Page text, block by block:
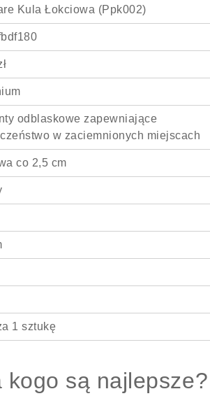
Kula Łokciowa (Ppk002)
odblaskowe zapewniające
w zaciemnionych miejscach
co 2,5 cm
1 sztukę
kogo są najlepsze?